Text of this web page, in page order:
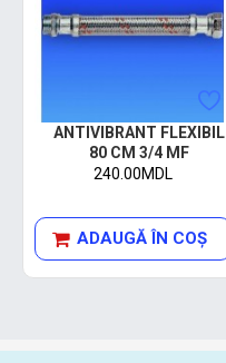
ANTIVIBRANT FLEXIBIL
80 CM 3/4 MF
240.00MDL
ADAUGĂ ÎN COŞ